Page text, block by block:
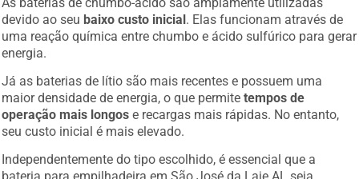
devido ao seu baixo custo inicial. Elas funcionam através de
uma reação química entre chumbo e ácido sulfúrico para gerar
energia.
Já as baterias de lítio são mais recentes e possuem uma
maior densidade de energia, o que permitetempos de
operação mais longose recargas mais rápidas. No entanto,
seu custo inicial é mais elevado.
bateria para empilhadeira em São José da Laje AL seja